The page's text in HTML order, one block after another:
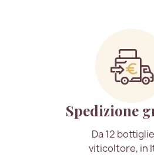
Spedizione
Da 12
viticoltore, in